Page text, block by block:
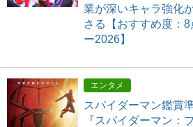
業が深いキャラ強化
さる【おすすめ度：
ー2026】
エンタメ
スパイダーマン鑑賞
『スパイダーマン：